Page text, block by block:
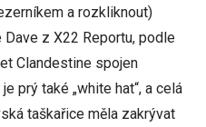
a rozkliknout)
Dave z X22 Reportu, podle
Clandestine spojen
prý také „white hat“, a celá
taškařice měla zakrývat